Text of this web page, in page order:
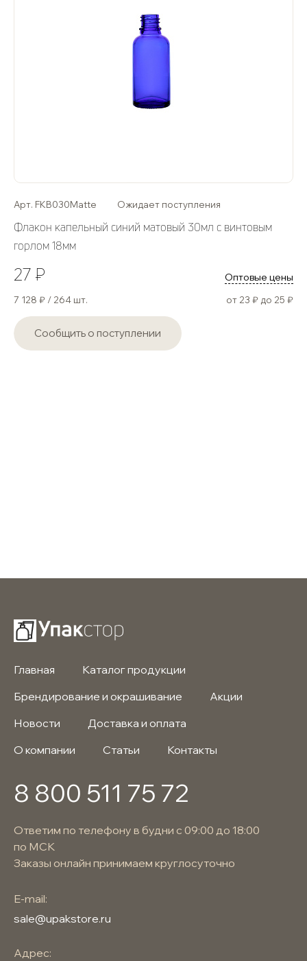
Арт. FKB030Matte Ожидает поступления
Флакон капельный синий матовый 30мл с винтовым
горлом 18мм
27 ₽ Оптовые цены
7 128 ₽ / 264 шт. от 23 ₽ до 25 ₽
Сообщить о поступлении
Главная
Каталог продукции
Брендирование и окрашивание
Акции
Новости
Доставка и оплата
О компании
Статьи Контакты
8 800 511 75 72
Ответим по телефону в будни с 09:00 до 18:00
по МСК
Заказы онлайн принимаем круглосуточно
E-mail:
sale@upakstore.ru
Адрес: